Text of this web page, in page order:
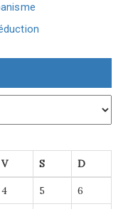
V S D
4 5 6